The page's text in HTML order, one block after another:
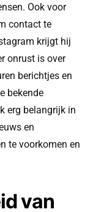
Ook voor
contact te
krijgt hij
onrust is over
berichtjes en
bekende
erg belangrijk in
en
te voorkomen en
van